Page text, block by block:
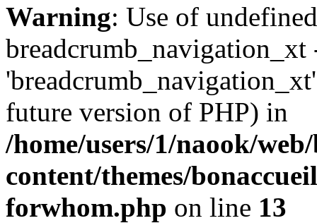
Warning: Use of
breadcrumb_navigation_xt
future version of PHP) in
/home/users/1/naook/
content/themes/
forwhom.php on line 13